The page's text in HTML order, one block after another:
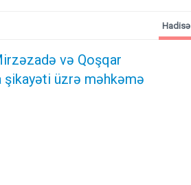
və Qoşqar
şikayəti üzrə məhkəmə
Hadisə